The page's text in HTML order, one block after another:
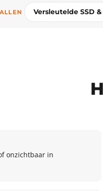
Versleutelde SSD
onzichtbaar in